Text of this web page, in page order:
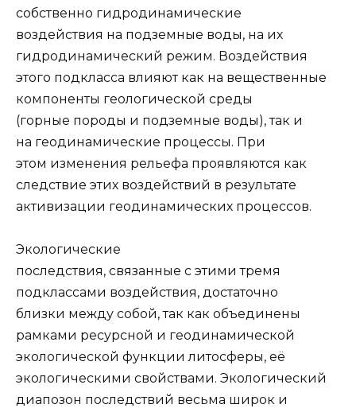
собственно гидроди­намические
воздействия на подземные воды, на их
гидродинамический режим. Воздействия
этого подкласса влияют как на вещественные
компоненты геологиче­ской среды
(горные породы и подземные воды), так и
на геодинамические процес­сы. При
этом изменения рельефа проявляются как
следствие этих воздействий в результате
активизации геодинамических процессов.
Экологические
последствия, связанные с этими тремя
подклассами воздей­ствия, достаточно
близки между собой, так как объединены
рамками ресурсной и геодинамической
экологической функции литосферы, её
экологическими свойствами. Экологический
диапозон последствий весьма широк и